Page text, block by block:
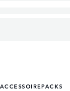
ACCESSOIREPACKS